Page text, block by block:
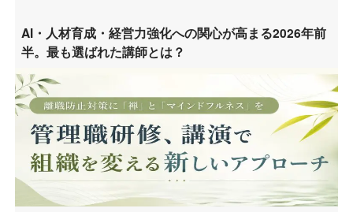
AI・人材育成・経営力強化への関心が高まる2026年前
半。最も選ばれた講師とは？